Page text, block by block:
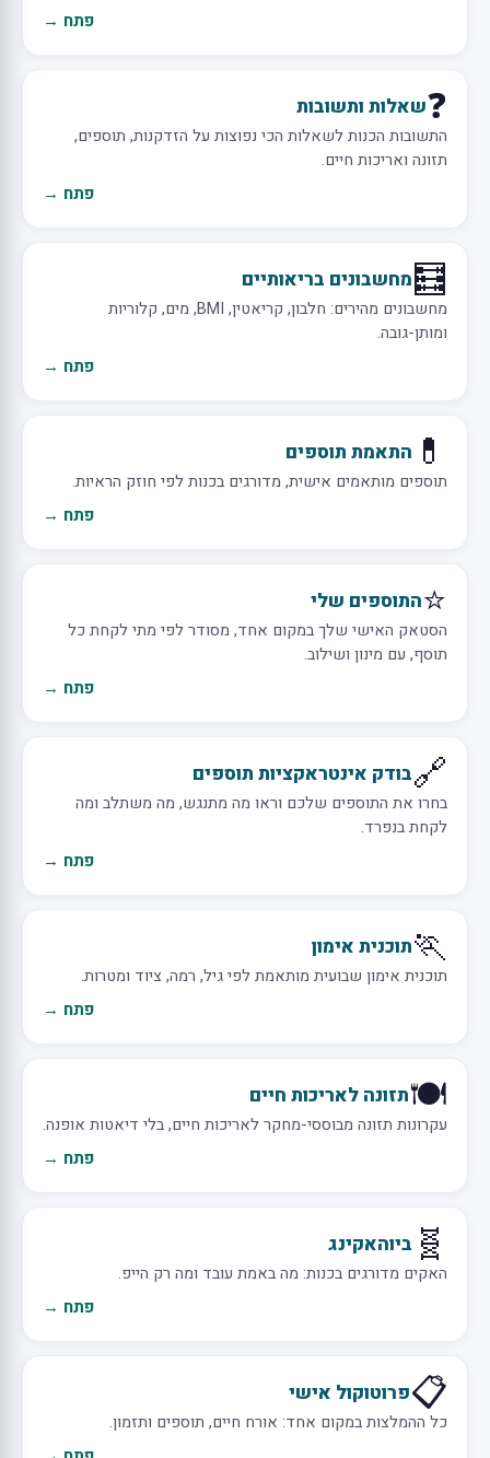
פתח →
❓שאלות ותשובות
התשובות הכנות לשאלות הכי נפוצות על הזדקנות, תוספים,
תזונה ואריכות חיים.
פתח →
🧮מחשבונים בריאותיים
מחשבונים מהירים: חלבון, קריאטין, BMI, מים, קלוריות
ומותן-גובה.
פתח →
💊 התאמת תוספים
תוספים מותאמים אישית, מדורגים בכנות לפי חוזק הראיות.
פתח →
⭐התוספים שלי
הסטאק האישי שלך במקום אחד, מסודר לפי מתי לקחת כל
תוסף, עם מינון ושילוב.
פתח →
🔗בודק אינטראקציות תוספים
בחרו את התוספים שלכם וראו מה מתנגש, מה משתלב ומה
לקחת בנפרד.
פתח →
🏃תוכנית אימון
תוכנית אימון שבועית מותאמת לפי גיל, רמה, ציוד ומטרות.
פתח →
🍽️תזונה לאריכות חיים
עקרונות תזונה מבוססי-מחקר לאריכות חיים, בלי דיאטות אופנה.
פתח →
🧬 ביוהאקינג
האקים מדורגים בכנות: מה באמת עובד ומה רק הייפ.
פתח →
📋פרוטוקול אישי
כל ההמלצות במקום אחד: אורח חיים, תוספים ותזמון.